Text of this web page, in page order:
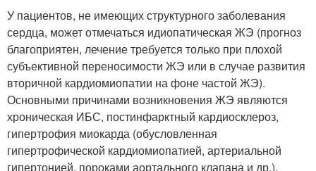
У пациентов, не имеющих структурного заболевания
сердца, может отмечаться идиопатическая ЖЭ (прогноз
благоприятен, лечение требуется только при плохой
субъективной переносимости ЖЭ или в случае развития
вторичной кардиомиопатии на фоне частой ЖЭ).
Основными причинами возникновения ЖЭ являются
хроническая ИБС, постинфарктный кардиосклероз,
гипертрофия миокарда (обусловленная
гипертрофической кардиомиопатией, артериальной
гипертонией, пороками аортального клапана и др.),